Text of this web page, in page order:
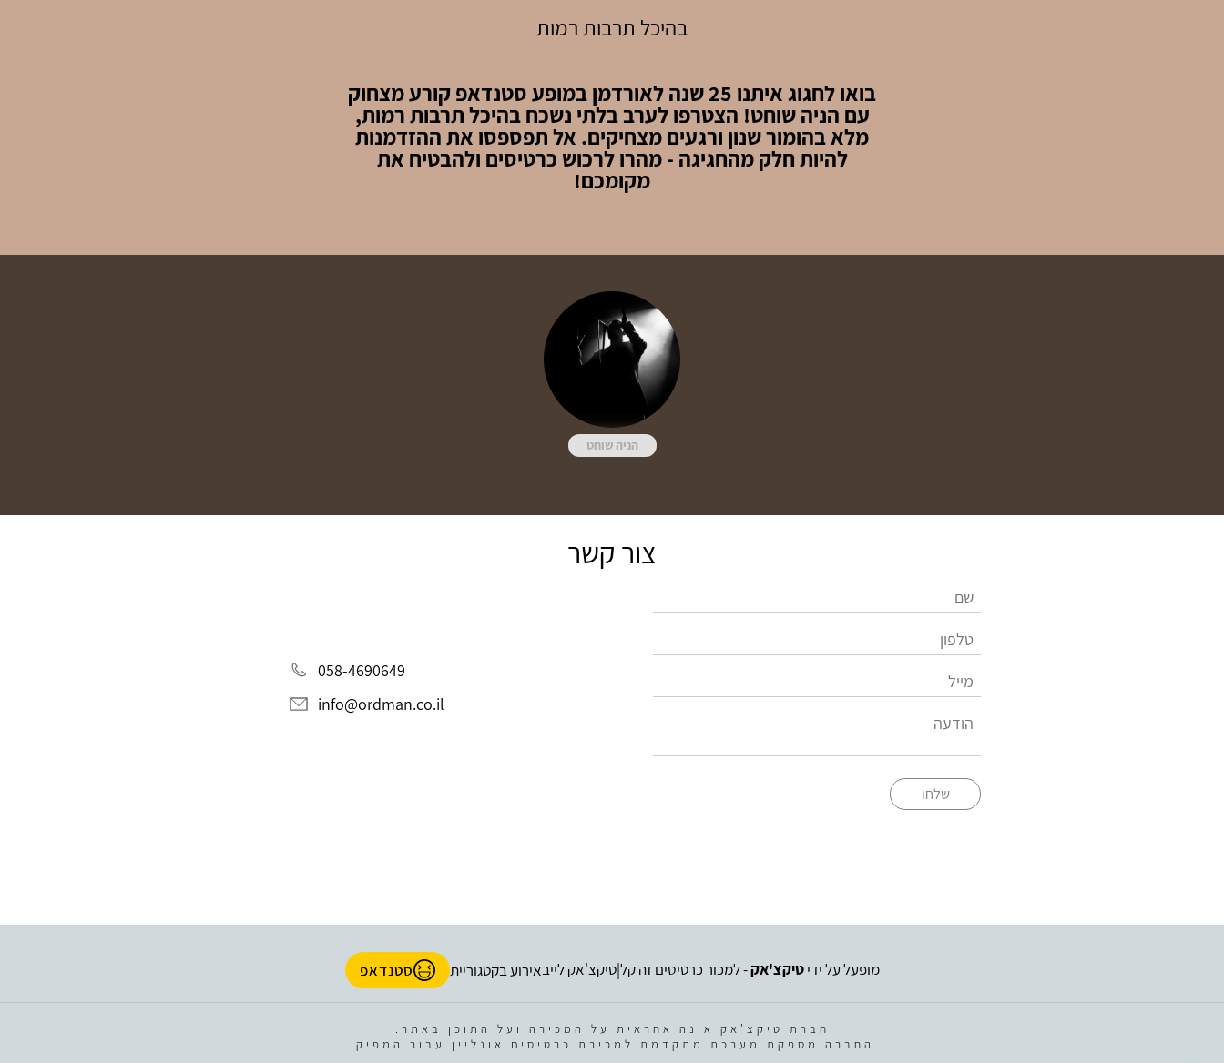
בהיכל תרבות רמות
בואו לחגוג איתנו 25 שנה לאורדמן במופע סטנדאפ קורע מצחוק
עם הניה שוחט! הצטרפו לערב בלתי נשכח בהיכל תרבות רמות,
מלא בהומור שנון ורגעים מצחיקים. אל תפספסו את ההזדמנות
להיות חלק מהחגיגה - מהרו לרכוש כרטיסים ולהבטיח את
מקומכם!
הניה שוחט
צור קשר
שלחו
058-4690649
info@ordman.co.il
מופעל על ידיטיקצ'אק- למכור כרטיסים זה קל|טיקצ'אק לייבאירוע בקטגוריית סטנדאפ
חברת טיקצ'אק אינה אחראית על המכירה ועל התוכן באתר.
החברה מספקת מערכת מתקדמת למכירת כרטיסים אונליין עבור המפיק.